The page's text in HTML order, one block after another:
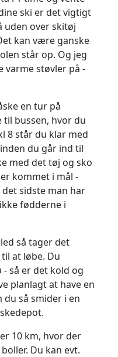
ski er det vigtigt
uden over skitøj
kan være ganske
står op. Og jeg
varme støvler på -
en tur på
bussen, hvor du
8 står du klar med
du går ind til
med det tøj og sko
kommet i mål -
sidste man har
fødderne i
så tager det
at løbe. Du
så er det kold og
planlagt at have en
så smider i en
10 km, hvor der
Du kan evt.